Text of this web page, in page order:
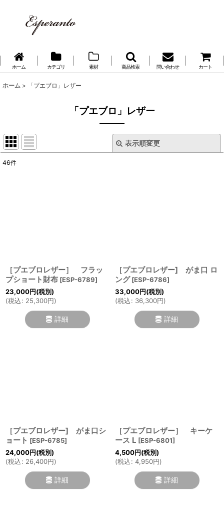
ホーム カテゴリ 素材 商品検索 問い合わせ カート
ホーム > 「プエブロ」レザー
「プエブロ」レザー
表示順変更
46件
［プエブロレザー］ フラッ
プショート財布 [ESP-6789]
23,000円(税別)
(税込: 25,300円)
詳細
［プエブロレザー] がま口 ロ
ング [ESP-6786]
33,000円(税別)
(税込: 36,300円)
詳細
［プエブロレザー] がま口シ
ョート [ESP-6785]
24,000円(税別)
(税込: 26,400円)
詳細
［プエブロレザー］ キーケ
ース L [ESP-6801]
4,500円(税別)
(税込: 4,950円)
詳細